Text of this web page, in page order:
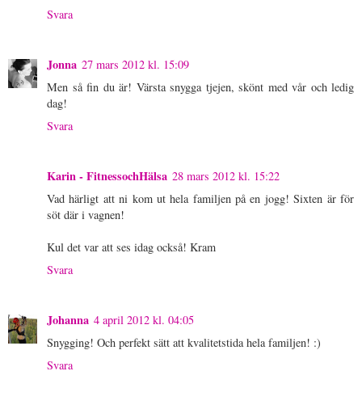
Svara
Jonna 27 mars 2012 kl. 15:09
Men så fin du är! Värsta snygga tjejen, skönt med vår och ledig
dag!
Svara
Karin - FitnessochHälsa 28 mars 2012 kl. 15:22
Vad härligt att ni kom ut hela familjen på en jogg! Sixten är för
söt där i vagnen!
Kul det var att ses idag också! Kram
Svara
Johanna 4 april 2012 kl. 04:05
Snygging! Och perfekt sätt att kvalitetstida hela familjen! :)
Svara